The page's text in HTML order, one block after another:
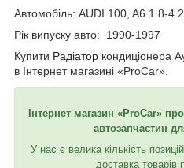
Автомобіль: AUDI 100, A6 1.8-
Рік випуску авто: 1990-1997
Купити Радіатор кондиціонера
в Інтернет магазині «ProCar».
Інтернет магазин «ProCar»
автозапчастин
У нас є велика кількість
доставка товарів